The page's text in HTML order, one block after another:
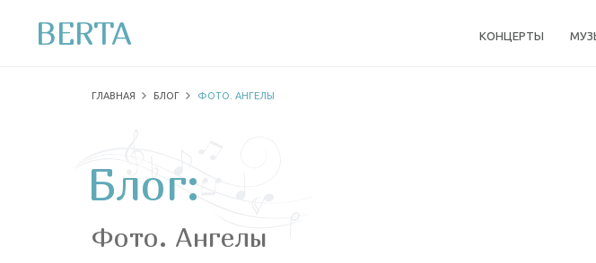
BERTA КОНЦЕРТЫ
ГЛАВНАЯ БЛОГ ФОТО. АНГЕЛЫ
Блог:
Фото. Ангелы